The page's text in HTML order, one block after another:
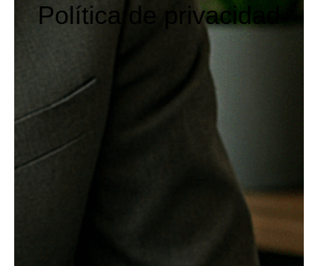
Política de privacidad